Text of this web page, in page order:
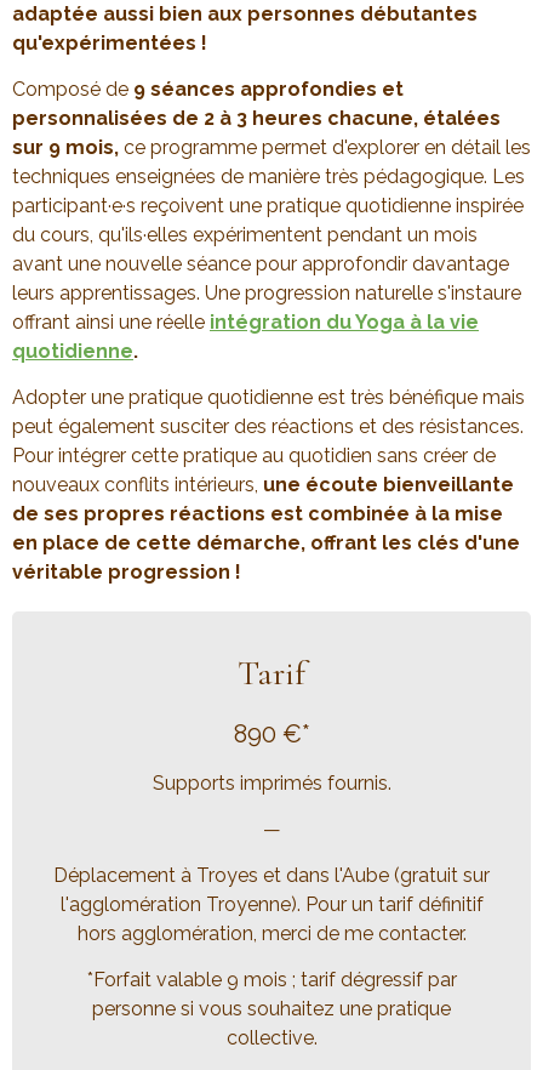
adaptée aussi bien aux personnes débutantes
qu'expérimentées !
Composé de 9 séances approfondies et
personnalisées de 2 à 3 heures chacune, étalées
sur 9 mois, ce programme permet d'explorer en détail les
techniques enseignées de manière très pédagogique. Les
participant·e·s reçoivent une pratique quotidienne inspirée
du cours, qu'ils·elles expérimentent pendant un mois
avant une nouvelle séance pour approfondir davantage
leurs apprentissages. Une progression naturelle s'instaure
offrant ainsi une réelle intégration du Yoga à la vie
quotidienne.
Adopter une pratique quotidienne est très bénéfique mais
peut également susciter des réactions et des résistances.
Pour intégrer cette pratique au quotidien sans créer de
nouveaux conflits intérieurs, une écoute bienveillante
de ses propres réactions est combinée à la mise
en place de cette démarche, offrant les clés d'une
véritable progression !
Tarif
890 €*
Supports imprimés fournis.
—
Déplacement à Troyes et dans l'Aube (gratuit sur
l'agglomération Troyenne). Pour un tarif définitif
hors agglomération, merci de me contacter.
*Forfait valable 9 mois ; tarif dégressif par
personne si vous souhaitez une pratique
collective.